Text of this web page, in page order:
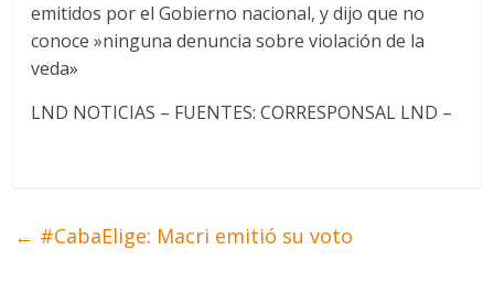
emitidos por el Gobierno nacional, y dijo que no
conoce »ninguna denuncia sobre violación de la
veda»
LND NOTICIAS – FUENTES: CORRESPONSAL LND –
← #CabaElige: Macri emitió su voto